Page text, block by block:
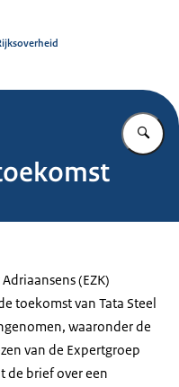
(EZK)
toekomst van Tata Steel
waaronder de
van de Expertgroep
de brief over een